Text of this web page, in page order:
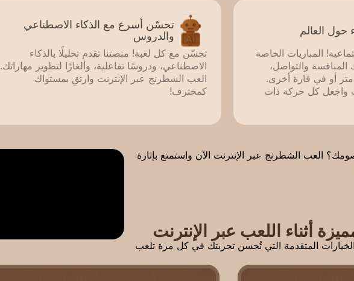
العالم
المباريات الخاصة
المنافسة والتواصل،
أو في قارة أخرى.
واجعل كل حركة ذات
تحسّن أسرع مع الذكاء الاصطناعي
والدروس
تحسّن مع كل لعبة! منصتنا تقدم تحليلًا بالذكاء
الاصطناعي، ودروسًا تفاعلية، وألغازًا لتطوير مهاراتك.
العب الشطرنج عبر الإنترنت وارتقِ بمستواك
كمحترف!
العب الشطرنج عبر الإنترنت الآن واستمتع بإثارة
أثناء اللعب عبر الإنترنت
المتقدمة التي تُحسن تجربتك في كل مرة تلعب